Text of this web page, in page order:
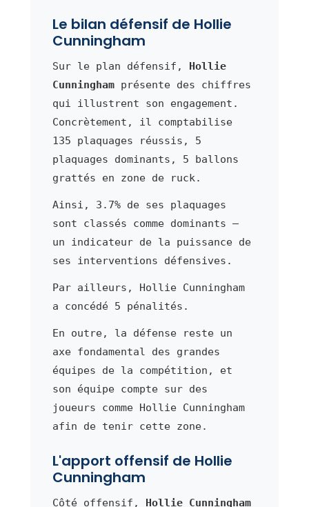
Le bilan défensif de Hollie
Cunningham
Sur le plan défensif, Hollie
Cunninghamprésente des chiffres
qui illustrent son engagement.
Concrètement, il comptabilise
135 plaquages réussis, 5
plaquages dominants, 5 ballons
grattés en zone de ruck.
Ainsi, 3.7% de ses plaquages
sont classés comme dominants —
un indicateur de la puissance de
ses interventions défensives.
Par ailleurs, Hollie Cunningham
a concédé 5 pénalités.
En outre, la défense reste un
axe fondamental des grandes
équipes de la compétition, et
son équipe compte sur des
joueurs comme Hollie Cunningham
afin de tenir cette zone.
L'apport offensif de Hollie
Cunningham
Côté offensif, Hollie Cunningham